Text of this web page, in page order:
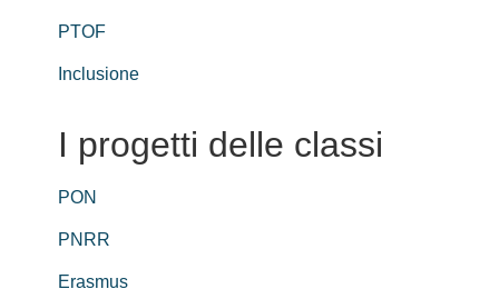
PTOF
Inclusione
I progetti delle classi
PON
PNRR
Erasmus